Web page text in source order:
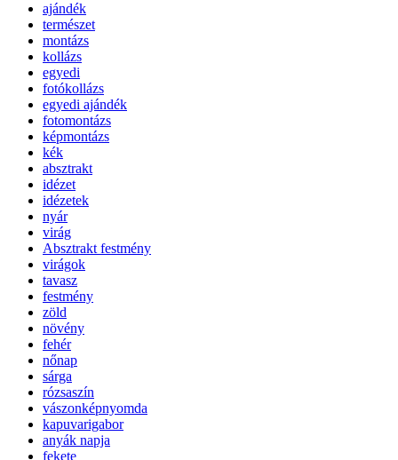
ajándék
természet
montázs
kollázs
egyedi
fotókollázs
egyedi ajándék
fotomontázs
képmontázs
kék
absztrakt
idézet
idézetek
nyár
virág
Absztrakt festmény
virágok
tavasz
festmény
zöld
növény
fehér
nőnap
sárga
rózsaszín
vászonképnyomda
kapuvarigabor
anyák napja
fekete